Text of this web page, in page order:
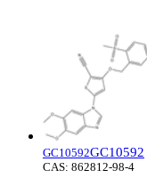
GC10592GC10592
CAS: 862812-98-4